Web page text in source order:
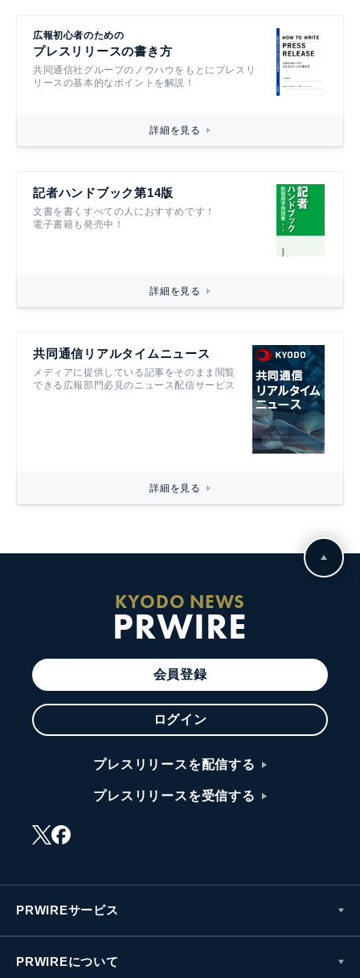
広報初心者のための
プレスリリースの書き方
共同通信社グループのノウハウをもとにプレスリ
リースの基本的なポイントを解説！
詳細を見る
記者ハンドブック第14版
文書を書くすべての人におすすめです！
電子書籍も発売中！
詳細を見る
共同通信リアルタイムニュース
メディアに提供している記事をそのまま閲覧
できる広報部門必見のニュース配信サービス
詳細を見る
KYODO NEWS
PRWIRE
会員登録
ログイン
プレスリリースを配信する
プレスリリースを受信する
PRWIREサービス
PRWIREについて